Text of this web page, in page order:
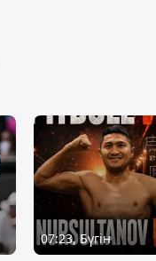
07:23, Бүгін